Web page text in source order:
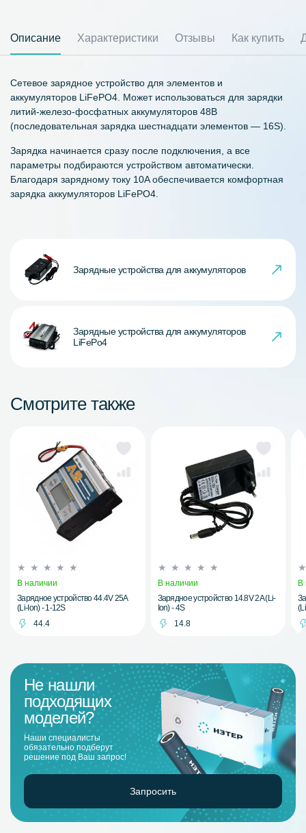
Описание Характеристики Отзывы Как купить
Сетевое зарядное устройство для элементов и
аккумуляторов LiFePO4. Может использоваться для зарядки
литий-железо-фосфатных аккумуляторов 48В
(последовательная зарядка шестнадцати элементов — 16S).
Зарядка начинается сразу после подключения, а все
параметры подбираются устройством автоматически.
Благодаря зарядному току 10A обеспечивается комфортная
зарядка аккумуляторов LiFePO4.
Зарядные устройства для аккумуляторов
Зарядные устройства для аккумуляторов
LiFePo4
Смотрите также
В наличии
Зарядное устройство 44.4V 25A
(Li-Ion) - 1-12S
44.4
В наличии
Зарядное устройство 14.8V 2A (Li-
Ion) - 4S
14.8
В
Не нашли
подходящих
моделей?
Наши специалисты
обязательно подберут
решение под Ваш запрос!
Запросить